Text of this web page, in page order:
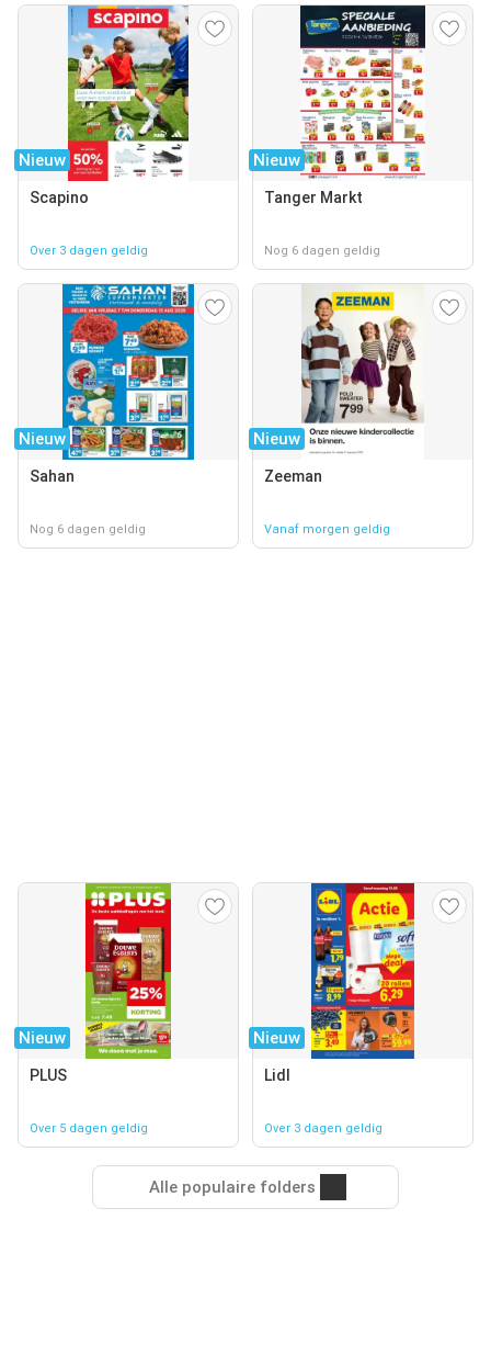
Nieuw
Scapino
Over 3 dagen geldig
Nieuw
Tanger Markt
Nog 6 dagen geldig
Nieuw
Sahan
Nog 6 dagen geldig
Nieuw
Zeeman
Vanaf morgen geldig
Nieuw
PLUS
Over 5 dagen geldig
Nieuw
Lidl
Over 3 dagen geldig
Alle populaire folders